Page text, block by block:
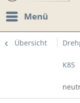
Menü
Übersicht
K85